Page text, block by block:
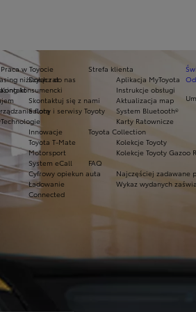
Praca w Toyocie
Dołącz do nas
Kontakt
Skontaktuj się z nami
Salony i serwisy Toyoty
Technologie
Innowacje
Toyota T-Mate
Motorsport
System eCall
Cyfrowy opiekun auta
Ładowanie
Connected
niższych rat
konsumencki
flotą
Strefa klienta
Aplikacja MyToyota
Instrukcje obsługi
Aktualizacja map
System Bluetooth®
Karty Ratownicze
Toyota Collection
Kolekcje Toyoty
Kolekcje Toyoty Gazoo
FAQ
Najczęściej zadawane
Wykaz wydanych